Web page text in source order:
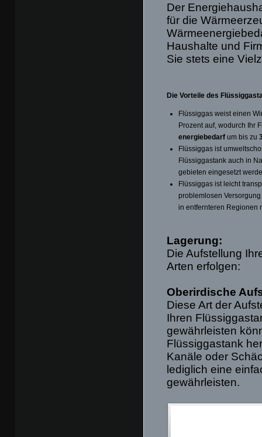
Der
für die
Haushalte und
Sie stets eine
Die Vorteile des
Flüssiggas weist einen
Prozent auf, wodurch Ihr
energiebedarf um bis zu
Flüssiggas ist
Flüssiggastank auch in
gebieten eingesetzt
Flüssiggas ist leicht
problemlosen
in entfernteren Regionen
Lagerung:
Die Aufstellung
Arten erfolgen:
Oberirdische
Diese Art der
Ihren
gewährleisten
Flüssiggastank
Kanäle oder
lediglich eine
gewährleisten.